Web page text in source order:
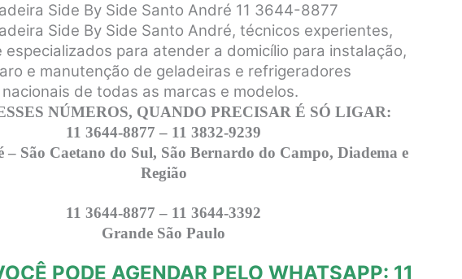
Side By Side Santo André 11 3644-8877
Side By Side Santo André, técnicos experientes,
especializados para atender a domicílio para instalação,
e manutenção de geladeiras e refrigeradores
de todas as marcas e modelos.
NÚMEROS, QUANDO PRECISAR É SÓ LIGAR:
11 3644-8877 – 11 3832-9239
– São Caetano do Sul, São Bernardo do Campo, Diadema e
Região
11 3644-8877 – 11 3644-3392
Grande São Paulo
PODE AGENDAR PELO WHATSAPP: 11